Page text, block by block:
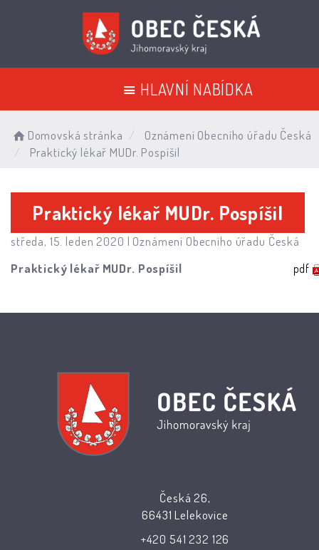
HLAVNÍ NABÍDKA
Domovská stránka
Oznámení Obecního úřadu Česká
Praktický lékař MUDr. Pospíšil
Praktický lékař MUDr. Pospíšil
středa, 15. leden 2020 | Oznámení Obecního úřadu Česká
Praktický lékař MUDr. Pospíšil
pdf
Česká 26,
66431 Lelekovice
+420 541 232 126